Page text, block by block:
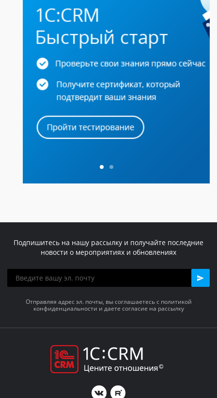
Подпишитесь на нашу рассылку и получайте последние
новости о мероприятиях и обновлениях
Отправляя адрес эл. почты, вы соглашаетесь с политикой
конфиденциальности и даете согласие на рассылку